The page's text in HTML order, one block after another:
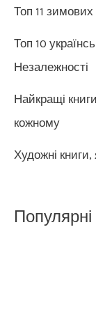
Топ 11
Топ 10
Незалежності
Найкращі
кожному
Художні
Популярні